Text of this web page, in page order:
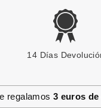
14 Días
regalamos 3 euros